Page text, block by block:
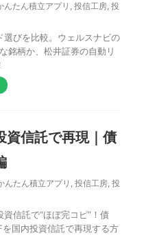
んたん積立アプリ , 投信工房, 投
びを比較。ウェルスナビの
銘柄か、松井証券の自動リ
資信託で再現｜債
んたん積立アプリ , 投信工房, 投
信託で“ほぼ完コピ”！債
国内投資信託で再現する方